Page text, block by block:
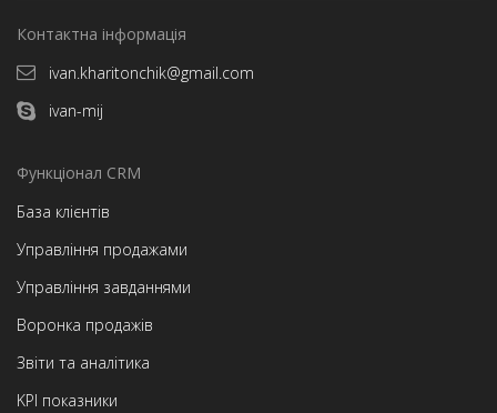
Контактна інформація
ivan.kharitonchik@gmail.com
ivan-mij
Функціонал CRM
База клієнтів
Управління продажами
Управління завданнями
Воронка продажів
Звіти та аналітика
KPI показники